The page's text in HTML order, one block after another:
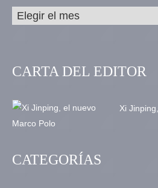
CARTA DEL EDITOR
Xi
CATEGORÍAS